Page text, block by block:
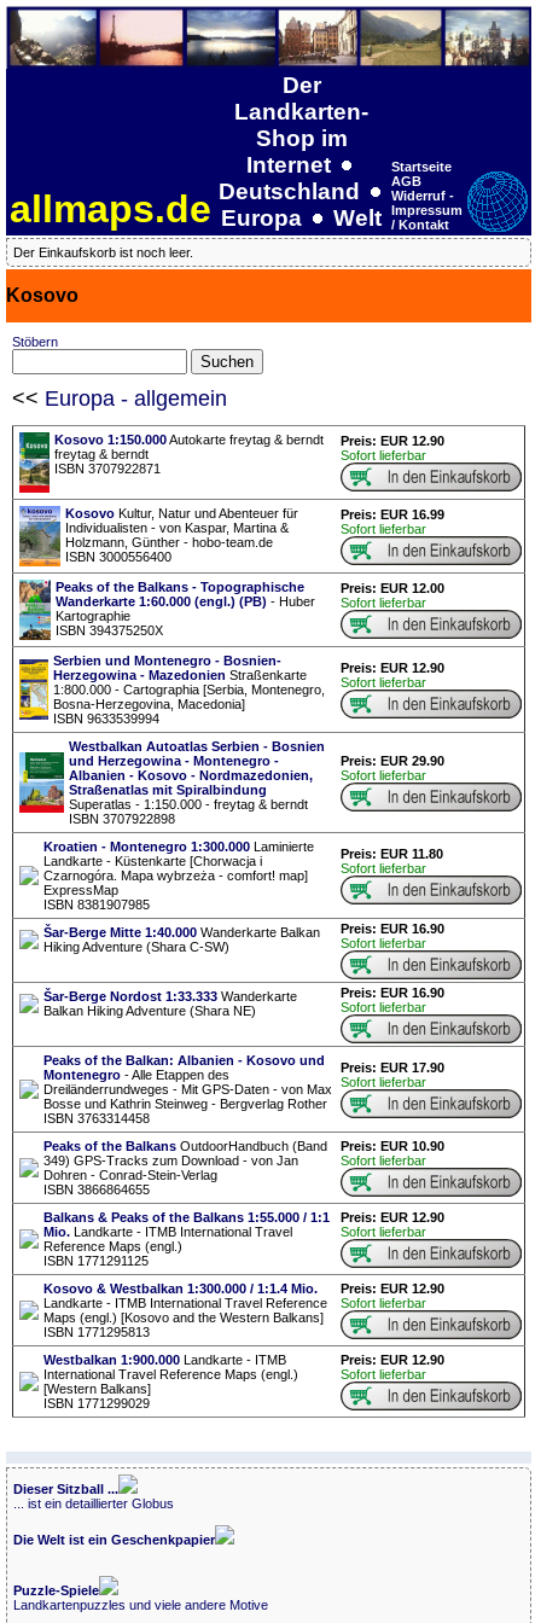
allmaps.de
Der
Landkarten-
Shop im
Internet
Deutschland
Europa
Welt
Startseite
AGB
Widerruf -
Impressum
/ Kontakt
Der Einkaufskorb ist noch leer.
Kosovo
Stöbern
<< Europa - allgemein
Kosovo 1:150.000Autokarte freytag & berndt
freytag & berndt
ISBN 3707922871
Preis: EUR 12.90
Sofort lieferbar
Kosovo Kultur, Natur und Abenteuer für
Individualisten - von Kaspar, Martina &
Holzmann, Günther - hobo-team.de
ISBN 3000556400
Preis: EUR 16.99
Sofort lieferbar
Peaks of the Balkans - Topographische
Wanderkarte 1:60.000 (engl.) (PB) - Huber
Kartographie
ISBN 394375250X
Preis: EUR 12.00
Sofort lieferbar
Serbien und Montenegro - Bosnien-
Herzegowina - Mazedonien Straßenkarte
1:800.000 - Cartographia [Serbia, Montenegro,
Bosna-Herzegovina, Macedonia]
ISBN 9633539994
Preis: EUR 12.90
Sofort lieferbar
Westbalkan Autoatlas Serbien - Bosnien
und Herzegowina - Montenegro -
Albanien - Kosovo - Nordmazedonien,
Straßenatlas mit Spiralbindung
Superatlas - 1:150.000 - freytag & berndt
ISBN 3707922898
Preis: EUR 29.90
Sofort lieferbar
Kroatien - Montenegro 1:300.000 Laminierte
Landkarte - Küstenkarte [Chorwacja i
Czarnogóra. Mapa wybrzeża - comfort! map]
ExpressMap
ISBN 8381907985
Preis: EUR 11.80
Sofort lieferbar
Šar-Berge Mitte 1:40.000 Wanderkarte Balkan
Hiking Adventure (Shara C-SW)
Preis: EUR 16.90
Sofort lieferbar
Šar-Berge Nordost 1:33.333 Wanderkarte
Balkan Hiking Adventure (Shara NE)
Preis: EUR 16.90
Sofort lieferbar
Peaks of the Balkan: Albanien - Kosovo und
Montenegro - Alle Etappen des
Dreiländerrundweges - Mit GPS-Daten - von Max
Bosse und Kathrin Steinweg - Bergverlag Rother
ISBN 3763314458
Preis: EUR 17.90
Sofort lieferbar
Peaks of the Balkans OutdoorHandbuch (Band
349) GPS-Tracks zum Download - von Jan
Dohren - Conrad-Stein-Verlag
ISBN 3866864655
Preis: EUR 10.90
Sofort lieferbar
Balkans & Peaks of the Balkans 1:55.000 / 1:1
Mio. Landkarte - ITMB International Travel
Reference Maps (engl.)
ISBN 1771291125
Preis: EUR 12.90
Sofort lieferbar
Kosovo & Westbalkan 1:300.000 / 1:1.4 Mio.
Landkarte - ITMB International Travel Reference
Maps (engl.) [Kosovo and the Western Balkans]
ISBN 1771295813
Preis: EUR 12.90
Sofort lieferbar
Westbalkan 1:900.000 Landkarte - ITMB
International Travel Reference Maps (engl.)
[Western Balkans]
ISBN 1771299029
Preis: EUR 12.90
Sofort lieferbar
Dieser Sitzball ...
... ist ein detaillierter Globus
Die Welt ist ein Geschenkpapier
Puzzle-Spiele
Landkartenpuzzles und viele andere Motive